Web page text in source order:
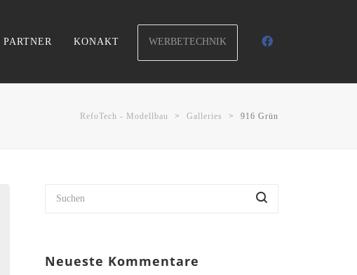
PARTNER KONAKT WERBETECHNIK
RefoTech - Modellbau > Galleries > 916 Grün
Neueste Kommentare